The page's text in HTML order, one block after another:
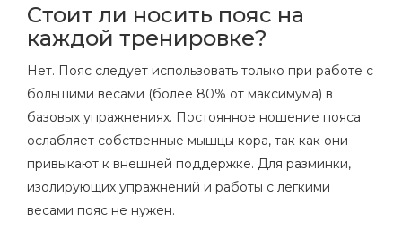
Стоит ли носить пояс на
каждой тренировке?
Нет. Пояс следует использовать только при работе с
большими весами (более 80% от максимума) в
базовых упражнениях. Постоянное ношение пояса
ослабляет собственные мышцы кора, так как они
привыкают к внешней поддержке. Для разминки,
изолирующих упражнений и работы с легкими
весами пояс не нужен.